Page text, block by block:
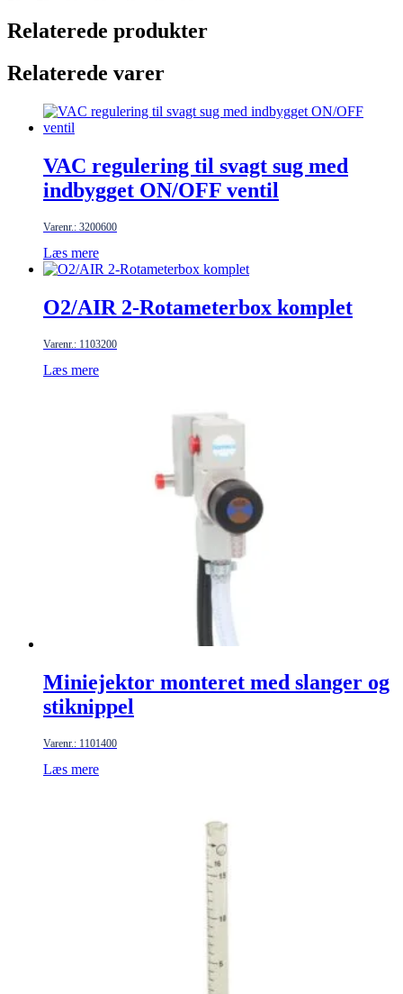
Relaterede produkter
Relaterede varer
VAC regulering til svagt sug med
indbygget ON/OFF ventil
Varenr.: 3200600
Læs mere
O2/AIR 2-Rotameterbox komplet
Varenr.: 1103200
Læs mere
Miniejektor monteret med slanger og
stiknippel
Varenr.: 1101400
Læs mere